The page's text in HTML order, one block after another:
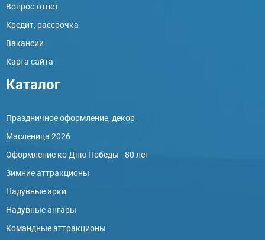
Вопрос-ответ
Кредит, рассрочка
Вакансии
Карта сайта
Каталог
Праздничное оформление, декор
Масленица 2026
Оформление ко Дню Победы - 80 лет
Зимние аттракционы
Надувные арки
Надувные ангары
Командные аттракционы